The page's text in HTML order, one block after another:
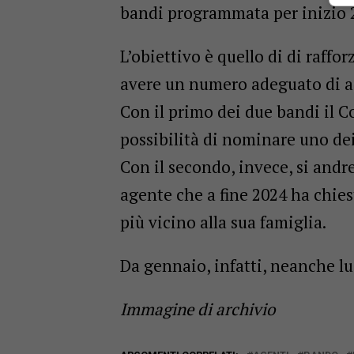
bandi programmata per inizio
L’obiettivo è quello di di
avere un numero adeguato di
Con il primo dei due bandi il
possibilità di nominare uno
Con il secondo, invece, si
agente che a fine 2024 ha
più vicino alla sua famiglia.
Da gennaio, infatti, neanche
Immagine di archivio